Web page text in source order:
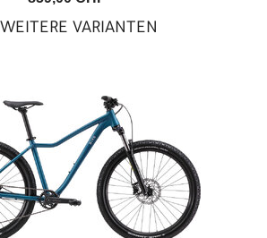
WEITERE VARIANTEN